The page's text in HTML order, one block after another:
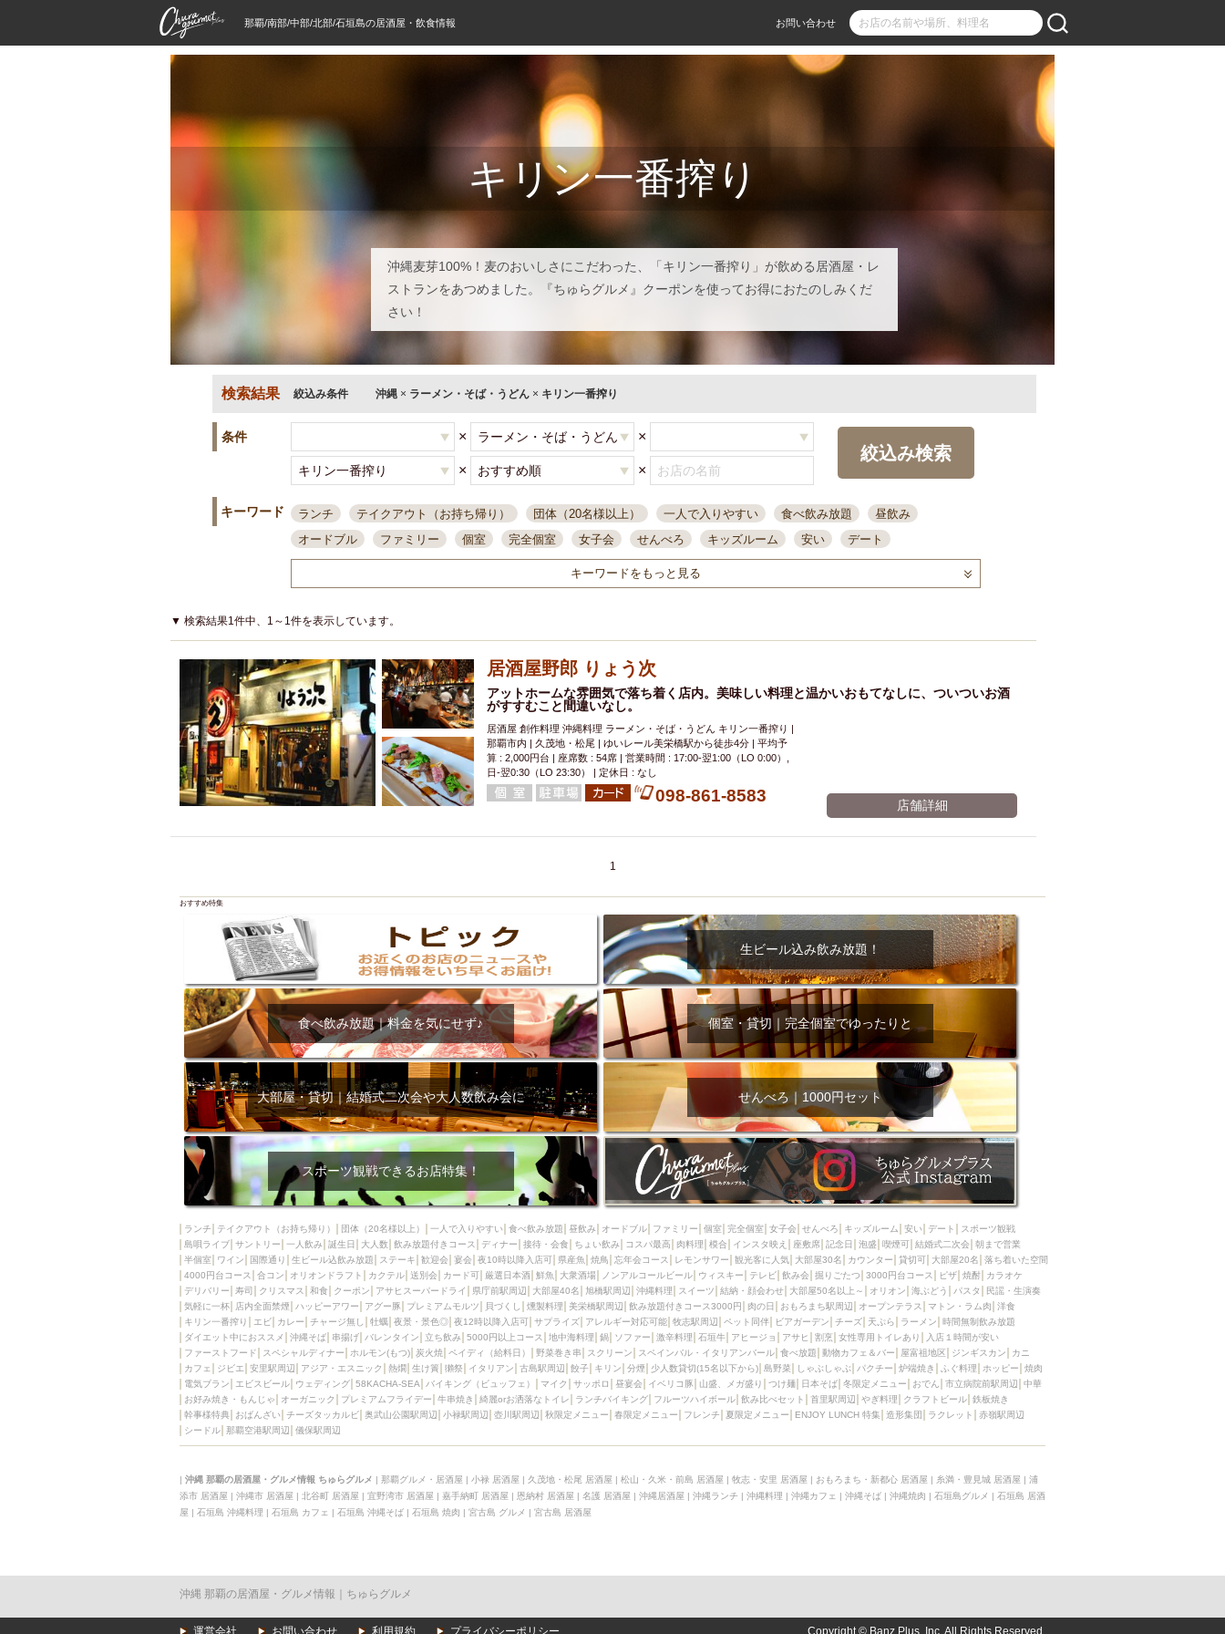
那覇/南部/中部/北部/石垣島の居酒屋・飲食情報 お問い合わせ
キリン一番搾り
沖縄麦芽100%！麦のおいしさにこだわった、「キリン一番搾り」が飲める居酒屋・レ
ストランをあつめました。『ちゅらグルメ』クーポンを使ってお得におたのしみくだ
さい！
検索結果 絞込み条件 沖縄 × ラーメン・そば・うどん × キリン一番搾り
条件 × ×
× ×
絞込み検索
キーワード ランチ テイクアウト（お持ち帰り） 団体（20名様以上） 一人で入りやすい 食べ飲み放題
昼飲み
オードブル
ファミリー 個室 完全個室 女子会 せんべろ キッズルーム 安い
デート
一人飲み 誕生日 大人数
接待・会食
ちょい飲み コスパ最高 肉料理 模合 インスタ映え 座敷席 記念日 泡盛
喫煙可
結婚式二次会
夜10時以降入店可
県産魚 焼鳥 忘年会コース レモンサワー 観光客に人気 大部屋30名
カウンター
貸切可
大部屋20名 落ち着いた空間 4000円台コース 合コン
カード可
厳選日本酒 鮮魚 大衆酒場 ノンアルコールビール ウィスキー テレビ 飲み会
掘りごたつ
3000円台コース
ピザ 焼酎
アサヒスーパードライ
県庁前駅周辺 大部屋40名 旭橋駅周辺 沖縄料理 スイーツ
大部屋50名以上～
オリオン 海ぶどう パスタ 民謡・生演奏
ハッピーアワー
アグー豚 プレミアムモルツ 貝づくし 燻製料理
美栄橋駅周辺
マトン・ラム肉
洋食
ビアガーデン
ダイエット中におススメ
沖縄そば 串揚げ バレンタイン 立ち飲み 5000円以上コース 地中海料理
鍋
ソファー
石垣牛 アサヒ 割烹 女性専用トイレあり
入店１時間が安い
ファーストフード
スペシャルディナー ホルモン(もつ) 炭火焼 ペイディ（給料日）
野菜巻き串
スクリーン
スペインバル・イタリアンバール 食べ放題 動物カフェ＆バー 屋富祖地区
ジンギスカン
カニ
カフェ ジビエ 安里駅周辺 アジア・エスニック 熱燗 生け簀 獺祭 イタリアン
古島駅周辺
餃子
キリン 分煙 少人数貸切(15名以下から) 島野菜 しゃぶしゃぶ パクチー 炉端焼き
ふぐ料理
ホッピー
焼肉 電気ブラン エビスビール ウェディング 58KACHA-SEA
バイキング（ビュッフェ）
マイク
サッポロ 昼宴会 イベリコ豚 山盛、メガ盛り つけ麺 日本そば 冬限定メニュー
おでん
市立病院前駅周辺
中華 お好み焼き・もんじゃ オーガニック プレミアムフライデー
牛串焼き
綺麗orお洒落なトイレ
ランチバイキング フルーツハイボール 飲み比べセット 首里駅周辺
やぎ料理
クラフトビール
鉄板焼き 幹事様特典 おばんざい チーズタッカルビ 奥武山公園駅周辺
小禄駅周辺
壺川駅周辺
秋限定メニュー 春限定メニュー フレンチ 夏限定メニュー ENJOY LUNCH 特集
造形集団
ラクレット
赤嶺駅周辺 シードル 那覇空港駅周辺 儀保駅周辺
キーワードをもっと見る
▼ 検索結果1件中、1～1件を表示しています。
居酒屋野郎 りょう次
アットホームな雰囲気で落ち着く店内。美味しい料理と温かいおもてなしに、ついついお酒
がすすむこと間違いなし。
居酒屋 創作料理 沖縄料理 ラーメン・そば・うどん キリン一番搾り |
那覇市内 | 久茂地・松尾 | ゆいレール美栄橋駅から徒歩4分 | 平均予
算 : 2,000円台 | 座席数 : 54席 | 営業時間 : 17:00-翌1:00（LO 0:00）,
日-翌0:30（LO 23:30） | 定休日 : なし
098-861-8583 店舗詳細
1
おすすめ特集
生ビール込み飲み放題！
食べ飲み放題｜料金を気にせず♪ 個室・貸切｜完全個室でゆったりと
大部屋・貸切｜結婚式二次会や大人数飲み会に せんべろ｜1000円セット
スポーツ観戦できるお店特集！
ランチ テイクアウト（お持ち帰り） 団体（20名様以上） 一人で入りやすい 食べ飲み放題 昼飲み オードブル ファミリー 個室 完全個室 女子会 せんべろ キッズルーム 安い デート
スポーツ観戦
島唄ライブ サントリー 一人飲み 誕生日 大人数 飲み放題付きコース ディナー 接待・会食 ちょい飲み コスパ最高 肉料理 模合 インスタ映え 座敷席 記念日 泡盛 喫煙可 結婚式二次会 朝まで営業
半個室
ワイン 国際通り 生ビール込飲み放題 ステーキ 歓迎会 宴会 夜10時以降入店可 県産魚 焼鳥 忘年会コース レモンサワー 観光客に人気 大部屋30名 カウンター 貸切可 大部屋20名
落ち着いた空間
4000円台コース
合コン オリオンドラフト カクテル 送別会 カード可 厳選日本酒 鮮魚 大衆酒場 ノンアルコールビール ウィスキー テレビ 飲み会 掘りごたつ 3000円台コース ピザ 焼酎
カラオケ
デリバリー
寿司 クリスマス 和食 クーポン アサヒスーパードライ 県庁前駅周辺 大部屋40名 旭橋駅周辺 沖縄料理 スイーツ 結納・顔会わせ 大部屋50名以上～ オリオン 海ぶどう パスタ
民謡・生演奏
気軽に一杯
店内全面禁煙 ハッピーアワー アグー豚 プレミアムモルツ 貝づくし 燻製料理 美栄橋駅周辺 飲み放題付きコース3000円 肉の日 おもろまち駅周辺 オープンテラス マトン・ラム肉
洋食
キリン一番搾り
エビ カレー チャージ無し 牡蠣 夜景・景色◎ 夜12時以降入店可 サプライズ アレルギー対応可能 牧志駅周辺 ペット同伴 ビアガーデン チーズ 天ぷら ラーメン
時間無制飲み放題
ダイエット中におススメ
沖縄そば 串揚げ バレンタイン 立ち飲み 5000円以上コース 地中海料理 鍋 ソファー 激辛料理 石垣牛 アヒージョ アサヒ 割烹 女性専用トイレあり
入店１時間が安い
ファーストフード
スペシャルディナー ホルモン(もつ) 炭火焼 ペイディ（給料日） 野菜巻き串 スクリーン スペインバル・イタリアンバール 食べ放題 動物カフェ＆バー 屋富祖地区 ジンギスカン
カニ
カフェ
ジビエ 安里駅周辺 アジア・エスニック 熱燗 生け簀 獺祭 イタリアン 古島駅周辺 餃子 キリン 分煙 少人数貸切(15名以下から) 島野菜 しゃぶしゃぶ パクチー 炉端焼き ふぐ料理 ホッピー
焼肉
電気ブラン
エビスビール ウェディング 58KACHA-SEA バイキング（ビュッフェ） マイク サッポロ 昼宴会 イベリコ豚 山盛、メガ盛り つけ麺 日本そば 冬限定メニュー おでん 市立病院前駅周辺
中華
お好み焼き・もんじゃ
オーガニック プレミアムフライデー 牛串焼き 綺麗orお洒落なトイレ ランチバイキング フルーツハイボール 飲み比べセット 首里駅周辺 やぎ料理 クラフトビール 鉄板焼き
幹事様特典
おばんざい チーズタッカルビ 奥武山公園駅周辺 小禄駅周辺 壺川駅周辺 秋限定メニュー 春限定メニュー フレンチ 夏限定メニュー ENJOY LUNCH 特集 造形集団 ラクレット
赤嶺駅周辺
シードル 那覇空港駅周辺 儀保駅周辺
| 沖縄 那覇の居酒屋・グルメ情報 ちゅらグルメ | 那覇グルメ・居酒屋 | 小禄 居酒屋 | 久茂地・松尾 居酒屋 | 松山・久米・前島 居酒屋 | 牧志・安里 居酒屋 | おもろまち・新都心 居酒屋 | 糸満・豊見城 居酒屋 | 浦
添市 居酒屋 | 沖縄市 居酒屋 | 北谷町 居酒屋 | 宜野湾市 居酒屋 | 嘉手納町 居酒屋 | 恩納村 居酒屋 | 名護 居酒屋 | 沖縄居酒屋 | 沖縄ランチ | 沖縄料理 | 沖縄カフェ | 沖縄そば | 沖縄焼肉 | 石垣島グルメ | 石垣島 居酒
屋 | 石垣島 沖縄料理 | 石垣島 カフェ | 石垣島 沖縄そば | 石垣島 焼肉 | 宮古島 グルメ | 宮古島 居酒屋
沖縄 那覇の居酒屋・グルメ情報｜ちゅらグルメ
運営会社 お問い合わせ 利用規約 プライバシーポリシー Copyright © Banz Plus, Inc. All Rights Reserved.